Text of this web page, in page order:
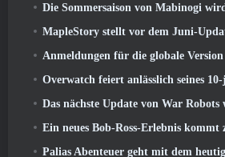
Die Sommersaison von Mabinogi wird im Brief
MapleStory stellt vor dem Juni-Update die
Anmeldungen für die globale Version von NCSofts Limit Zero
Overwatch feiert anlässlich seines 10-jährigen
Das nächste Update von War Robots wird einen von Lovecraft
Ein neues Bob-Ross-Erlebnis
Palias Abenteuer geht mit dem heutigen Update in